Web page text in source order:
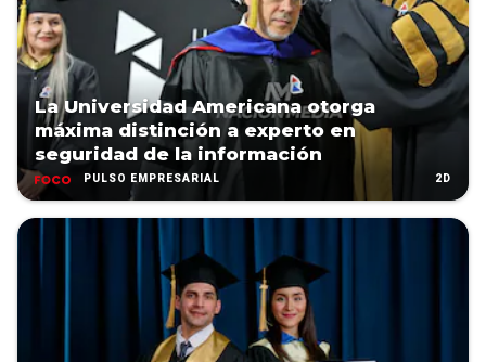
La Universidad Americana otorga
máxima distinción a experto en
seguridad de la información
PULSO EMPRESARIAL 2D